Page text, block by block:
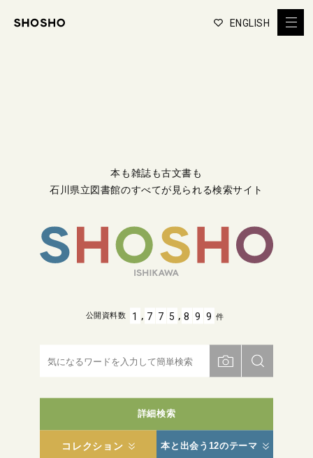
ENGLISH
本も雑誌も古文書も
石川県立図書館のすべてが見られる検索サイト
詳細検索
コレクション 本と出会う12のテーマ
公開資料数 1 , 7 7 5 , 8 9 9 件